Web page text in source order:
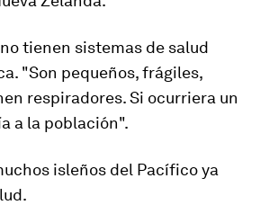
tienen sistemas de salud
"Son pequeños, frágiles,
respiradores. Si ocurriera un
a la población".
isleños del Pacífico ya